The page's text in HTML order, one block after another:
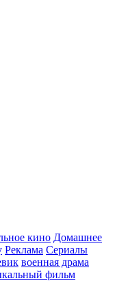
кино Домашнее
Реклама Сериалы
военная драма
фильм